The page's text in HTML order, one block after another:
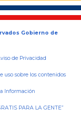
Gobierno de
de Privacidad
uso sobre los contenidos
Información
PARA LA GENTE”